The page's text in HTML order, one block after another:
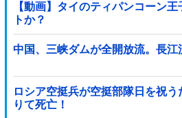
【動画】タイのティパンコーン
トか？
中国、三峡ダムが全開放流。長
ロシア空挺兵が空挺部隊日を祝
りて死亡！